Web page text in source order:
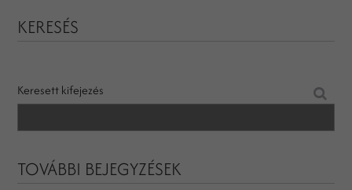
KERESÉS
Keresett kifejezés
TOVÁBBI BEJEGYZÉSEK